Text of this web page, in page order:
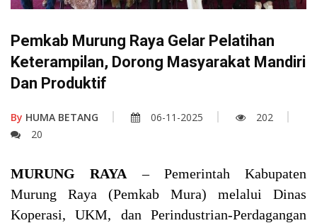
Pemkab Murung Raya Gelar Pelatihan
Keterampilan, Dorong Masyarakat Mandiri
Dan Produktif
By HUMA BETANG 06-11-2025
202
20
MURUNG RAYA
– Pemerintah Kabupaten
Murung Raya (Pemkab Mura) melalui Dinas
Koperasi, UKM, dan Perindustrian-Perdagangan